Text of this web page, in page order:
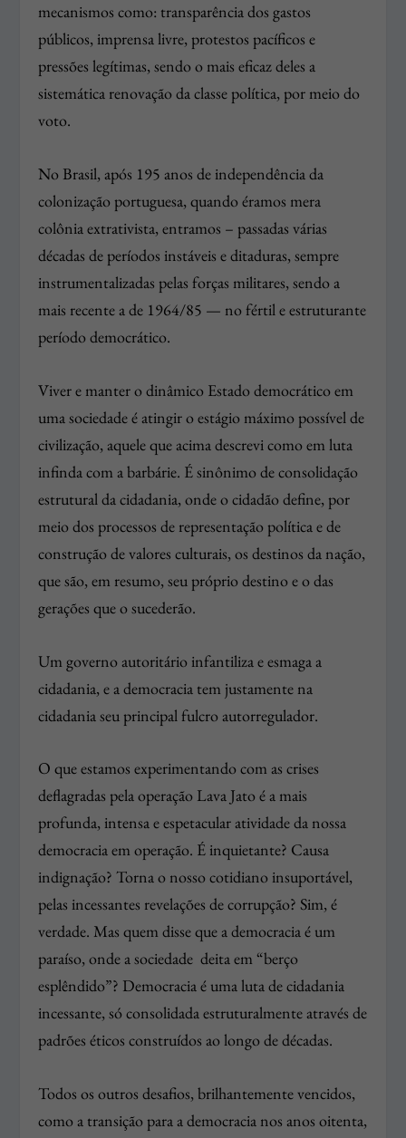
mecanismos como: transparência dos gastos
públicos, imprensa livre, protestos pacíficos e
pressões legítimas, sendo o mais eficaz deles a
sistemática renovação da classe política, por meio do
voto.
No Brasil, após 195 anos de independência da
colonização portuguesa, quando éramos mera
colônia extrativista, entramos – passadas várias
décadas de períodos instáveis e ditaduras, sempre
instrumentalizadas pelas forças militares, sendo a
mais recente a de 1964/85 — no fértil e estruturante
período democrático.
Viver e manter o dinâmico Estado democrático em
uma sociedade é atingir o estágio máximo possível de
civilização, aquele que acima descrevi como em luta
infinda com a barbárie. É sinônimo de consolidação
estrutural da cidadania, onde o cidadão define, por
meio dos processos de representação política e de
construção de valores culturais, os destinos da nação,
que são, em resumo, seu próprio destino e o das
gerações que o sucederão.
Um governo autoritário infantiliza e esmaga a
cidadania, e a democracia tem justamente na
cidadania seu principal fulcro autorregulador.
O que estamos experimentando com as crises
deflagradas pela operação Lava Jato é a mais
profunda, intensa e espetacular atividade da nossa
democracia em operação. É inquietante? Causa
indignação? Torna o nosso cotidiano insuportável,
pelas incessantes revelações de corrupção? Sim, é
verdade. Mas quem disse que a democracia é um
paraíso, onde a sociedade deita em “berço
esplêndido”? Democracia é uma luta de cidadania
incessante, só consolidada estruturalmente através de
padrões éticos construídos ao longo de décadas.
Todos os outros desafios, brilhantemente vencidos,
como a transição para a democracia nos anos oitenta,